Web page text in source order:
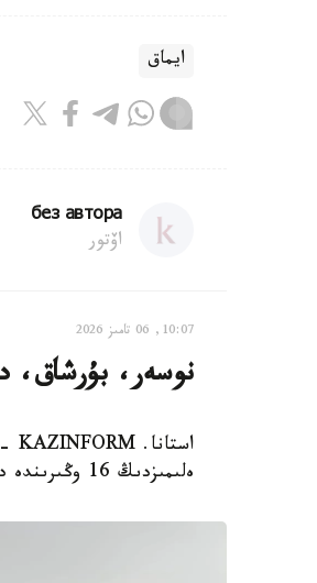
ايماق
без автора
اۆتور
10:07, 06 تامىز 2026
نوسەر، بۇرشاق، داۋىل: 16 وڭىرگە اۋا رايىنا
ەلىمىزدىڭ 16 وڭىرىندە داۋىلدى ەسكەرتۋ جاريالادى.